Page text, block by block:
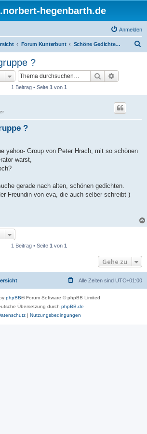
hegenbarth.de
Anmelden
Forum Kunterbunt Schöne Gedichte und Zitate
?
Suche
1 Beitrag • Seite 1 von 1
?
yahoo- Group von Peter Hrach, mit so schönen
warst,
gerade nach alten, schönen gedichten.
Freundin von eva, die auch selber schreibt )
1 Beitrag • Seite 1 von 1
Gehe zu
Alle Zeiten sind UTC+01:00
phpBB® Forum Software © phpBB Limited
Übersetzung durch phpBB.de
| Nutzungsbedingungen